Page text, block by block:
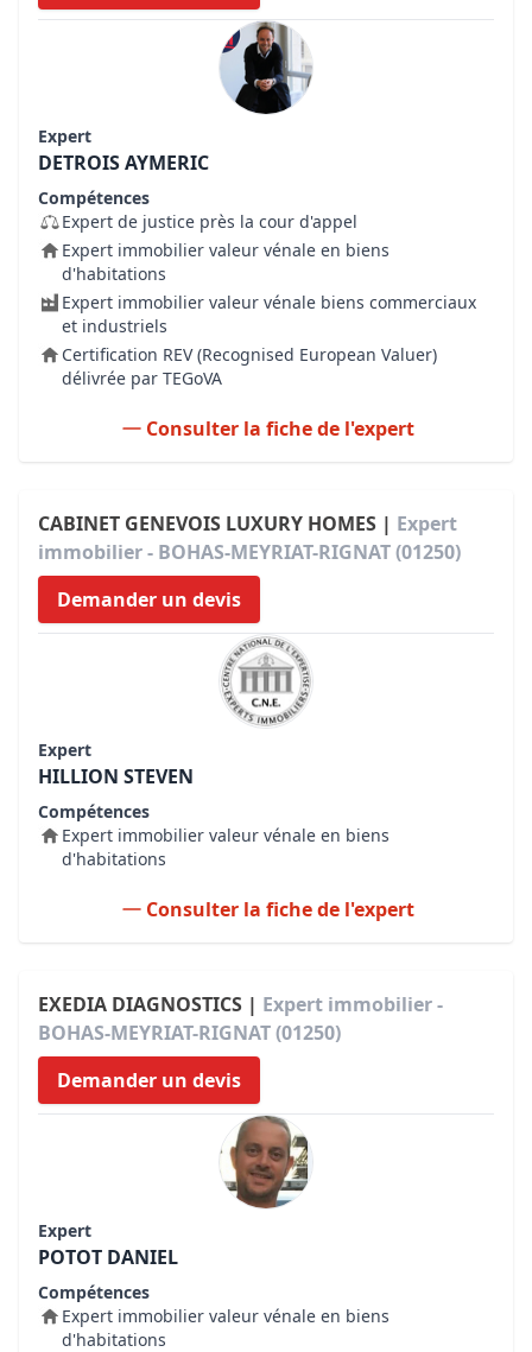
Expert
DETROIS AYMERIC
Compétences
Expert de justice près la cour d'appel
Expert immobilier valeur vénale en biens
d'habitations
Expert immobilier valeur vénale biens commerciaux
et industriels
Certification REV (Recognised European Valuer)
délivrée par TEGoVA
Consulter la fiche de l'expert
CABINET GENEVOIS LUXURY HOMES | Expert
immobilier - BOHAS-MEYRIAT-RIGNAT (01250)
Demander un devis
Expert
HILLION STEVEN
Compétences
Expert immobilier valeur vénale en biens
d'habitations
Consulter la fiche de l'expert
EXEDIA DIAGNOSTICS | Expert immobilier -
BOHAS-MEYRIAT-RIGNAT (01250)
Demander un devis
Expert
POTOT DANIEL
Compétences
Expert immobilier valeur vénale en biens
d'habitations